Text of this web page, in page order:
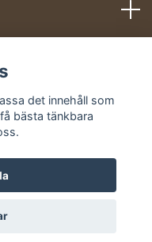
det innehåll som
bästa tänkbara